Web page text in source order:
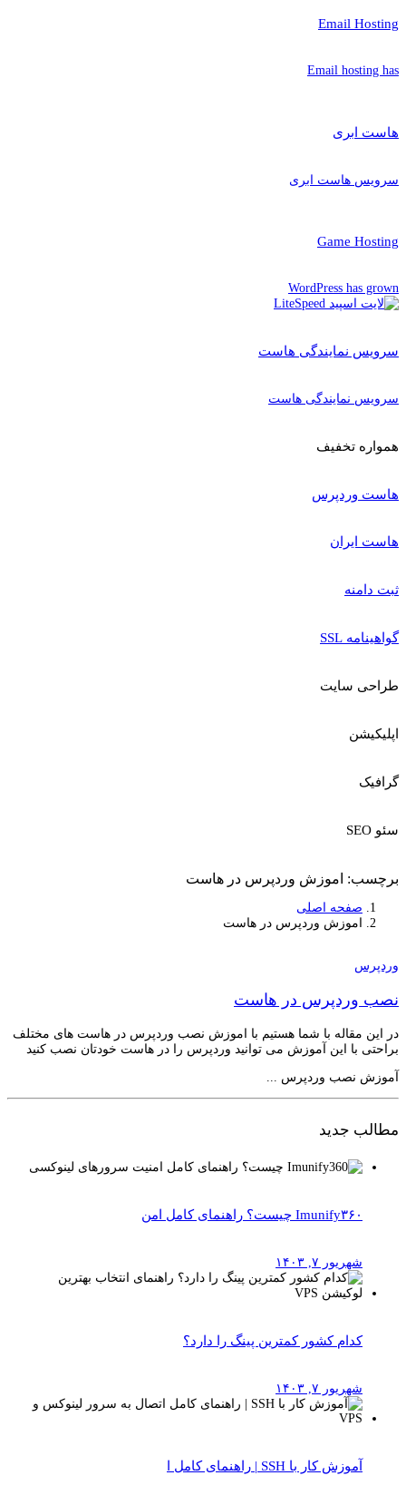
Email Hosting
Email hosting has
هاست ابری
سرویس هاست ابری
Game Hosting
WordPress has grown
سرویس نمایندگی هاست
سرویس نمایندگی هاست
همواره تخفیف
هاست وردپرس
هاست ایران
ثبت دامنه
گواهینامه SSL
طراحی سایت
اپلیکیشن
گرافیک
سئو SEO
برچسب: اموزش وردپرس در هاست
صفحه اصلی
اموزش وردپرس در هاست
وردپرس
نصب وردپرس در هاست
در این مقاله با شما هستیم با اموزش نصب وردپرس در هاست های مختلف
براحتی با این آموزش می توانید وردپرس را در هاست خودتان نصب کنید
آموزش نصب وردپرس ...
مطالب جدید
Imunify۳۶۰ چیست؟ راهنمای کامل امن
شهریور ۷, ۱۴۰۳
کدام کشور کمترین پینگ را دارد؟
شهریور ۷, ۱۴۰۳
آموزش کار با SSH | راهنمای کامل ا